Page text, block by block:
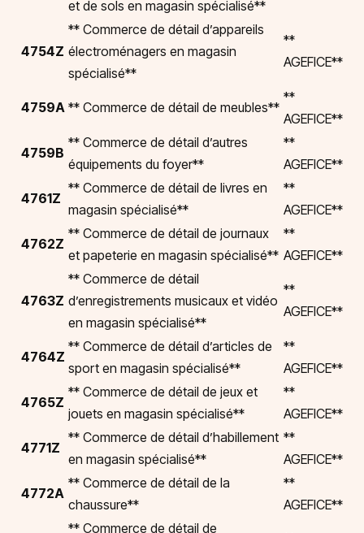
et de sols en magasin spécialisé**
4754Z
** Commerce de détail d’appareils
électroménagers en magasin
spécialisé**
**
AGEFICE**
4759A ** Commerce de détail de meubles**
**
AGEFICE**
4759B
** Commerce de détail d’autres
équipements du foyer**
**
AGEFICE**
4761Z
** Commerce de détail de livres en
magasin spécialisé**
**
AGEFICE**
4762Z
** Commerce de détail de journaux
et papeterie en magasin spécialisé**
**
AGEFICE**
4763Z
** Commerce de détail
d’enregistrements musicaux et vidéo
en magasin spécialisé**
**
AGEFICE**
4764Z
** Commerce de détail d’articles de
sport en magasin spécialisé**
**
AGEFICE**
4765Z
** Commerce de détail de jeux et
jouets en magasin spécialisé**
**
AGEFICE**
4771Z
** Commerce de détail d’habillement
en magasin spécialisé**
**
AGEFICE**
4772A
** Commerce de détail de la
chaussure**
**
AGEFICE**
** Commerce de détail de